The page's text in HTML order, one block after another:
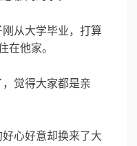
从大学毕业，打算
在他家。
觉得大家都是亲
心好意却换来了大